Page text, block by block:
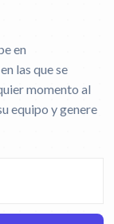
en
las que se
momento al
equipo y genere